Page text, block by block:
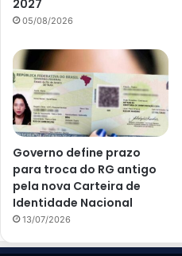
2027
05/08/2026
Governo define prazo
para troca do RG antigo
pela nova Carteira de
Identidade Nacional
13/07/2026